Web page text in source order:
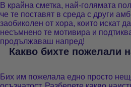
В крайна сметка, най-голямата
че те поставят в среда с други
заобиколен от хора, които искат
несъмнено те мотивира и
продължаваш напред!
Какво бихте пожелали
Бих им пожелала едно просто